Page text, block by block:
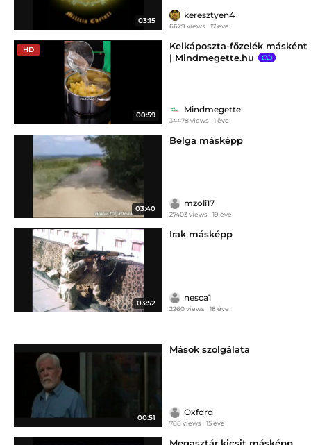
03:15
keresztyen4
6629 views 17 éve
HD
00:59
Kelkáposzta-főzelék másként
| Mindmegette.hu
Mindmegette
34478 views 1 éve
03:40
Belga másképp
mzoli17
27403 views 19 éve
03:52
Irak másképp
nesca1
2260 views 18 éve
00:51
Mások szolgálata
Oxford
788 views 15 éve